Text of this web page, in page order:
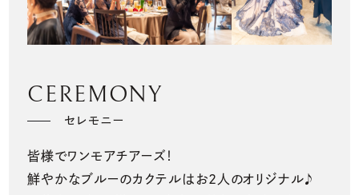
CEREMONY
セレモニー
皆様でワンモアチアーズ！
鮮やかなブルーのカクテルはお2人のオリジナル♪